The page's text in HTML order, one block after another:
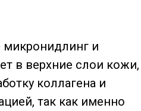
микронидлинг и
в верхние слои кожи,
коллагена и
так как именно